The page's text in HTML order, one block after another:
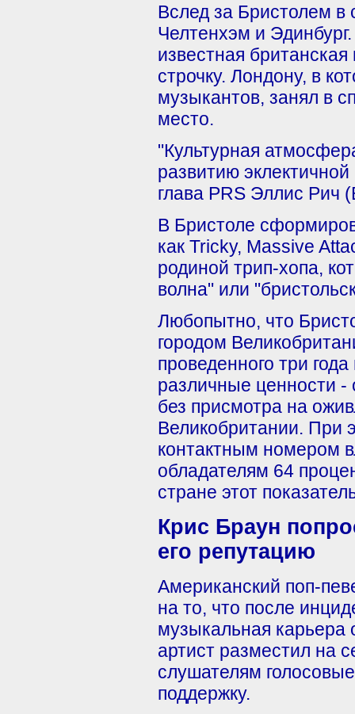
Вслед за Бристолем в
Челтенхэм и
известная
строчку. Лондону, в
музыкантов, занял в
место.
"Культурная
развитию
глава PRS Эллис Рич
В Бристоле
как Tricky, Massive
родиной трип-хопа,
волна" или
Любопытно, что
городом
проведенного три
различные ценности
без присмотра на
Великобритании.
контактным номером
обладателям 64
стране этот
Крис Браун
его репутацию
Американский поп-
на то, что после
музыкальная карьера
артист разместил на
слушателям
поддержку.